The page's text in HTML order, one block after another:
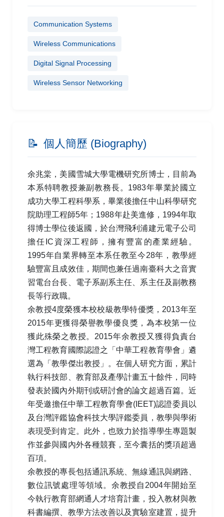
Communication Systems
Wireless Communications
Digital Signal Processing
Wireless Sensor Networking
📝 個人簡歷 (Biography)
余兆棠，美國雪城大學電機研究所博士，目前為
本系特聘教授兼副教務長。1983年畢業於國立
成功大學工程科學系，畢業後擔任中山科學研究
院助理工程師5年；1988年赴美進修，1994年取
得博士學位後返國，於台灣飛利浦建元電子公司
擔任IC資深工程師，擁有豐富的產業經驗。
1995年自業界轉至本系任教至今28年，教學經
驗豐富且成效佳，期間也兼任過南臺科大之音實
習電台台長、電子系副系主任、系主任及副教務
長等行政職。
余教授4度榮獲本校校級教學特優獎，2013年至
2015年更獲得榮譽教學優良獎，為本校第一位
獲此殊榮之教授。2015年余教授又獲得負責台
灣工程教育國際認證之「中華工程教育學會」遴
選為「教學傑出教授」。在個人研究方面，累計
執行科技部、教育部及產學計畫五十餘件，同時
發表於國內外期刊或研討會的論文超過百篇。近
年受邀擔任中華工程教育學會(IEET)認證委員以
及台灣評鑑協會科技大學評鑑委員，教學與學術
表現受到肯定。此外，也致力於指導學生專題製
作並參與國內外各種競賽，至今囊括的獎項超過
百項。
余教授的專長包括通訊系統、無線通訊與網路、
數位訊號處理等領域。余教授自2004年開始至
今執行教育部網通人才培育計畫，投入教材與教
科書編撰、教學方法改善以及實驗室建置，提升